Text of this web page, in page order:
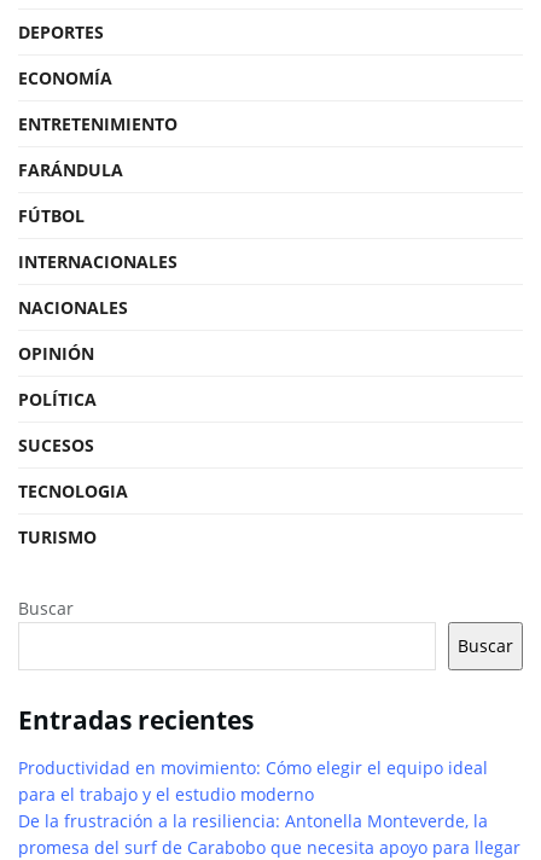
DEPORTES
ECONOMÍA
ENTRETENIMIENTO
FARÁNDULA
FÚTBOL
INTERNACIONALES
NACIONALES
OPINIÓN
POLÍTICA
SUCESOS
TECNOLOGIA
TURISMO
Buscar
Buscar
Entradas recientes
Productividad en movimiento: Cómo elegir el equipo ideal
para el trabajo y el estudio moderno
De la frustración a la resiliencia: Antonella Monteverde, la
promesa del surf de Carabobo que necesita apoyo para llegar